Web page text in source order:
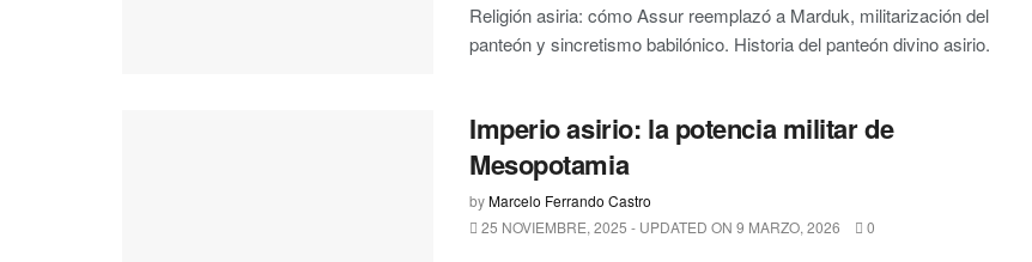
Religión asiria: cómo Assur reemplazó a Marduk, militarización del
panteón y sincretismo babilónico. Historia del panteón divino asirio.
Imperio asirio: la potencia militar de
Mesopotamia
byMarcelo Ferrando Castro
25 NOVIEMBRE, 2025 - UPDATED ON 9 MARZO, 2026
0